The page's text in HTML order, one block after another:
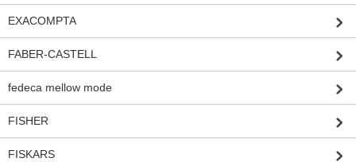
EXACOMPTA
FABER-CASTELL
fedeca mellow mode
FISHER
FISKARS